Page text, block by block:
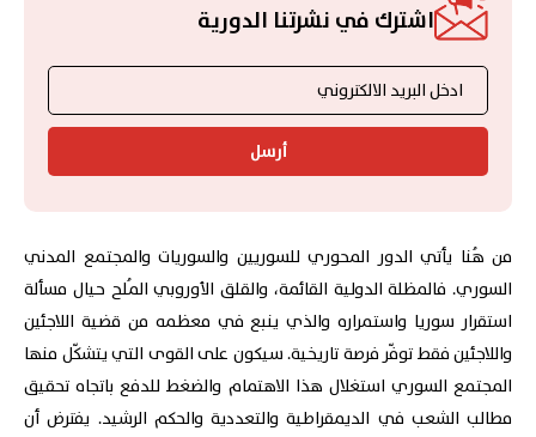
اشترك في نشرتنا الدورية
أرسل
من هُنا يأتي الدور المحوري للسوريين والسوريات والمجتمع المدني
السوري. فالمظلة الدولية القائمة، والقلق الأوروبي المُلح حيال مسألة
استقرار سوريا واستمراره والذي ينبع في معظمه من قضية اللاجئين
واللاجئين فقط توفّر فرصة تاريخية. سيكون على القوى التي يتشكّل منها
المجتمع السوري استغلال هذا الاهتمام والضغط للدفع باتجاه تحقيق
مطالب الشعب في الديمقراطية والتعددية والحكم الرشيد. يفترض أن